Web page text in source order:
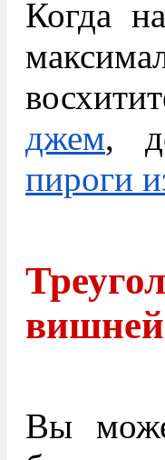
Когда
джем,
пироги
вишней
Вы